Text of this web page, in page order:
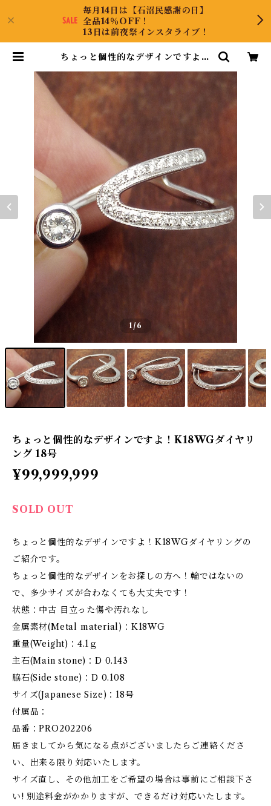
毎月14日は【石沼民感謝の日】
全品14％OFF！
13日は前夜祭インスタライブ！
ちょっと個性的なデザインですよ！
ectJewel
1/6
ちょっと個性的なデザインですよ！K18WGダイヤリ
ング 18号
¥99,999,999
SOLD OUT
ちょっと個性的なデザインですよ！K18WGダイヤリングの
ご紹介です。
ちょっと個性的なデザインをお探しの方へ！輪ではないの
で、多少サイズが合わなくても大丈夫です！
状態：中古 目立った傷や汚れなし
金属素材(Metal material)：K18WG
重量(Weight)：4.1ｇ
主石(Main stone)：D 0.143
脇石(Side stone)：D 0.108
サイズ(Japanese Size)：18号
付属品：
品番：PRO202206
届きましてから気になる点がございましたらご連絡くださ
い、出来る限り対応いたします。
サイズ直し、その他加工をご希望の場合は事前にご相談下さ
い! 別途料金がかかりますが、できるだけ対応いたします。